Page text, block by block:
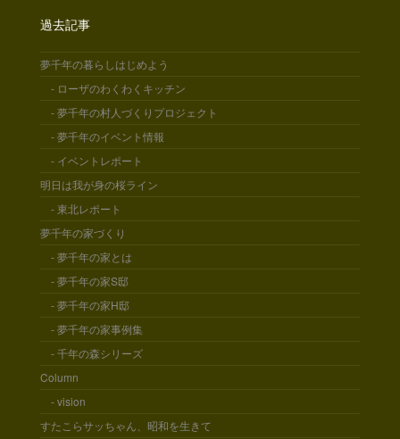
過去記事
夢千年の暮らしはじめよう
- ローザのわくわくキッチン
- 夢千年の村人づくりプロジェクト
- 夢千年のイベント情報
- イベントレポート
明日は我が身の桜ライン
- 東北レポート
夢千年の家づくり
- 夢千年の家とは
- 夢千年の家S邸
- 夢千年の家H邸
- 夢千年の家事例集
- 千年の森シリーズ
Column
- vision
すたこらサッちゃん、昭和を生きて